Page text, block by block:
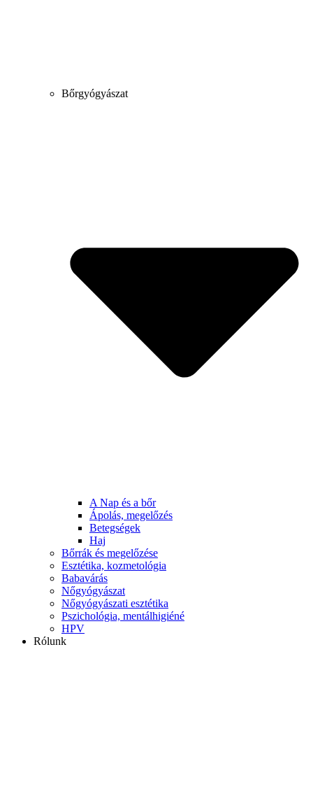
Bőrgyógyászat
A Nap és a bőr
Ápolás, megelőzés
Betegségek
Haj
Bőrrák és megelőzése
Esztétika, kozmetológia
Babavárás
Nőgyógyászat
Nőgyógyászati esztétika
Pszichológia, mentálhigiéné
HPV
Rólunk